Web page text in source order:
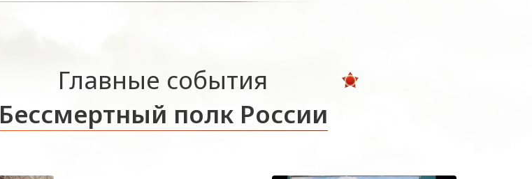
Главные события
Бессмертный полк России